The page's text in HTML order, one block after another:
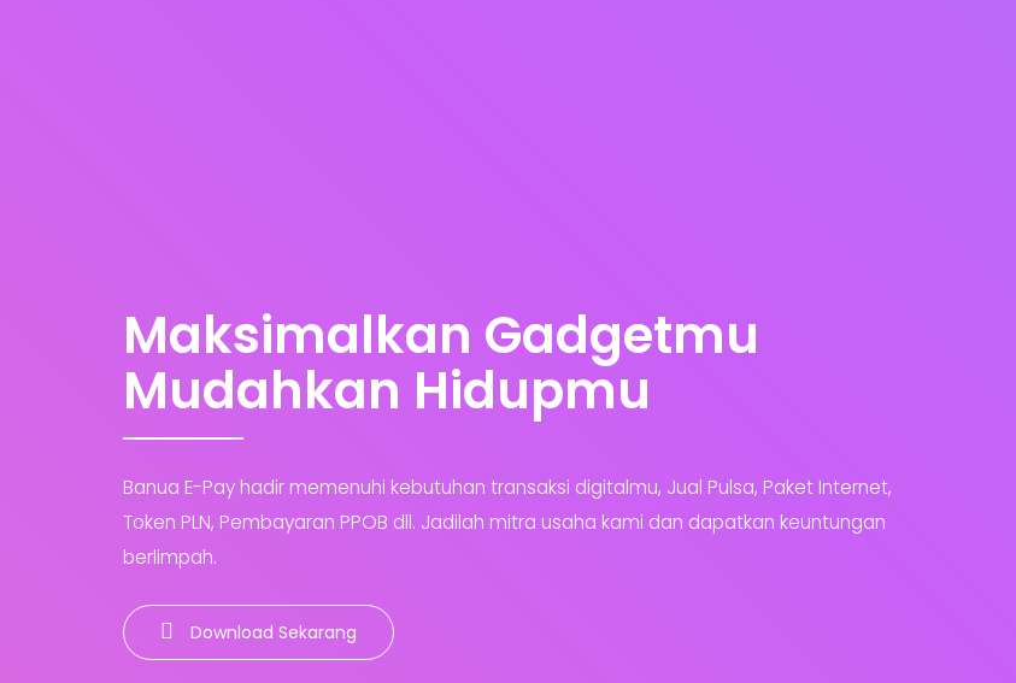
Maksimalkan Gadgetmu
Mudahkan Hidupmu
Banua E-Pay hadir memenuhi kebutuhan transaksi digitalmu, Jual Pulsa, Paket Internet,
Token PLN, Pembayaran PPOB dll. Jadilah mitra usaha kami dan dapatkan keuntungan
berlimpah.
Download Sekarang